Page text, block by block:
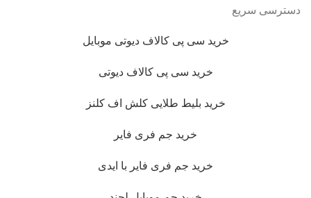
دسترسی سریع
خرید سی پی کالاف دیوتی موبایل
خرید سی پی کالاف دیوتی
خرید بلیط طلایی کلش اف کلنز
خرید جم فری فایر
خرید جم فری فایر با ایدی